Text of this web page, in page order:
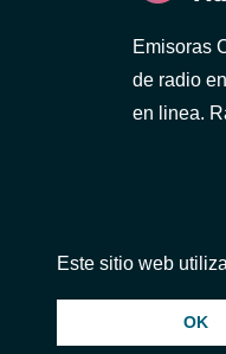
Emisoras
de radio
en linea.
© 2026
Este sitio web
OK